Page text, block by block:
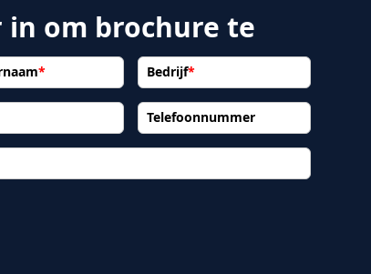
om brochure te
* Bedrijf*
Telefoonnummer